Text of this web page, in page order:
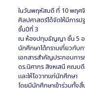
ในวันพฤหัสบดี ที่ 10 พฤศ
ศิลปศาสตร์ได้จัดให้มีการ
ชั้นปีที่ 3
ณ ห้องปทุมธัญญา ชั้น 5 อา
นักศึกษาได้ทราบเกี่ยวกับ
เอกสารสำคัญประกอบกา
ดร.นิศากร สิงหเสนี คณบดี
และให้โอวาทแก่นักศึกษา
โดยมีนักศึกษาเข้าร่วมทั้ง